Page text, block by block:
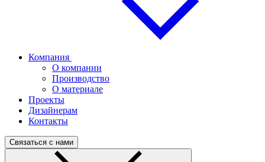
Компания
О компании
Производство
О материале
Проекты
Дизайнерам
Контакты
Связаться с нами